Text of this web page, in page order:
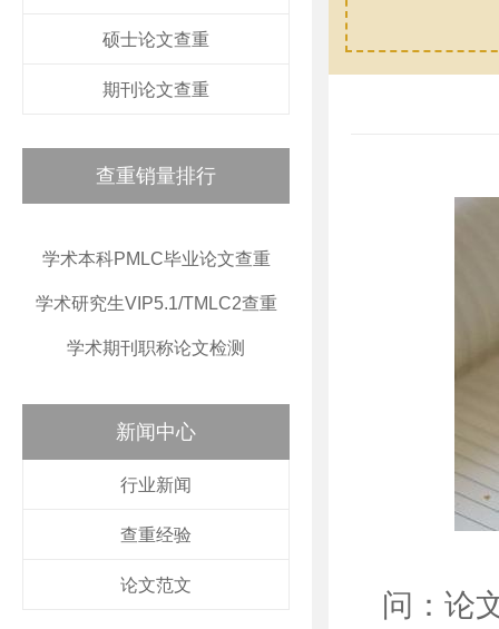
硕士论文查重
期刊论文查重
查重销量排行
学术本科PMLC毕业论文查重
学术研究生VIP5.1/TMLC2查重
学术期刊职称论文检测
新闻中心
行业新闻
查重经验
论文范文
问：论